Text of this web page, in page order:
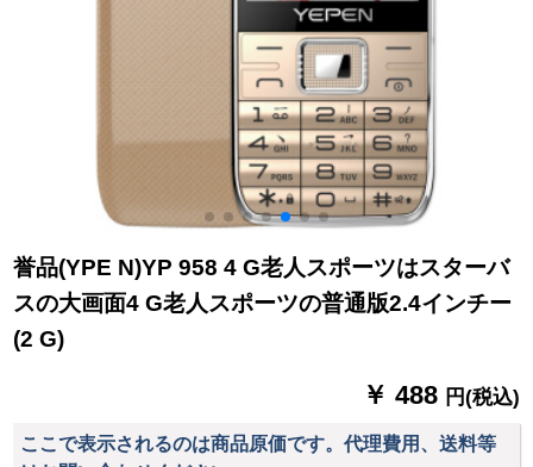
誉品(YPE N)YP 958 4 G老人スポーツはスターバ
スの大画面4 G老人スポーツの普通版2.4インチー
(2 G)
￥ 488 円(税込)
ここで表示されるのは商品原価です。代理費用、送料等